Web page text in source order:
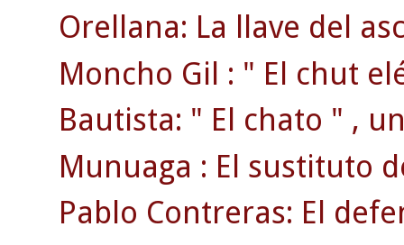
Orellana: La llave del
Moncho Gil : " El chut
Bautista: " El chato " ,
Munuaga : El sustituto
Pablo Contreras: El